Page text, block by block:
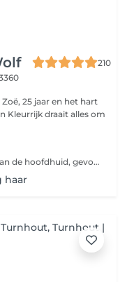
210
Een head spa start met een analyse van de hoofdhuid, gevolgd door 50 minuten pure ontspanning met uitgebreide massages van hoofd, haar, nek, schouders en gelaat. Afsluitend wordt het haar, indien gewenst, naar keuze gebrusht.
haar